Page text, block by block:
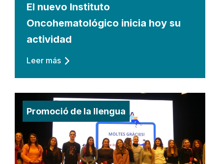
El nuevo Instituto
Oncohematológico inicia hoy su
actividad
Leer más
Promoció de la llengua